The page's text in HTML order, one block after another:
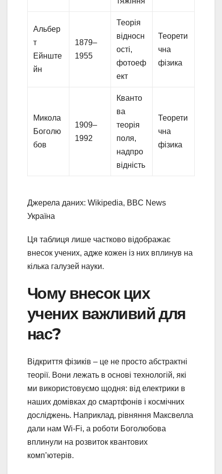
Альбер
т
Ейнште
йн
1879–
1955
Теорія
відносн
ості,
фотоеф
ект
Теорети
чна
фізика
Микола
Боголю
бов
1909–
1992
Кванто
ва
теорія
поля,
надпро
відність
Теорети
чна
фізика
Джерела даних: Wikipedia, BBC News
Україна
Ця таблиця лише частково відображає
внесок учених, адже кожен із них вплинув на
кілька галузей науки.
Чому внесок цих
учених важливий для
нас?
Відкриття фізиків – це не просто абстрактні
теорії. Вони лежать в основі технологій, які
ми використовуємо щодня: від електрики в
наших домівках до смартфонів і космічних
досліджень. Наприклад, рівняння Максвелла
дали нам Wi-Fi, а роботи Боголюбова
вплинули на розвиток квантових
комп’ютерів.